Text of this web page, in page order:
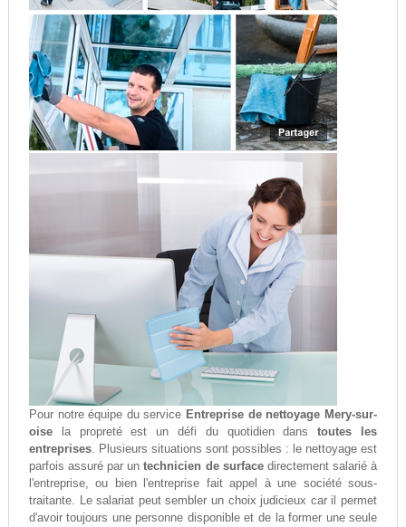
Pour notre équipe du service Entreprise de nettoyage Mery-sur-
oisela propreté est un défi du quotidien danstoutes les
entreprises. Plusieurs situations sont possibles : le nettoyage est
parfois assuré par untechnicien de surfacedirectement salarié à
l'entreprise, ou bien l'entreprise fait appel à une société sous-
traitante. Le salariat peut sembler un choix judicieux car il permet
d'avoir toujours une personne disponible et de la former une seule